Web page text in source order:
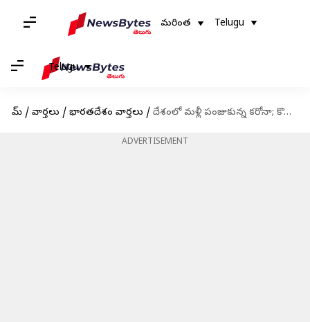
మరింత Telugu
Telugu
హోమ్ / వార్తలు / భారతదేశం వార్తలు / దేశంలో మళ్లీ పంజుకున్న కరోనా; కొత్తగా 10,542మందికి వైరస్
ADVERTISEMENT